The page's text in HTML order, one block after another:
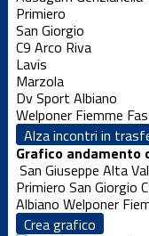
Primiero
San Giorgio
C9 Arco Riva
Lavis
Marzola
Dv Sport Albiano
Welponer Fiemme
Alza incontri in
Grafico andamento
San Giuseppe Alta
Primiero San Giorgio
Albiano Welponer
Crea grafico